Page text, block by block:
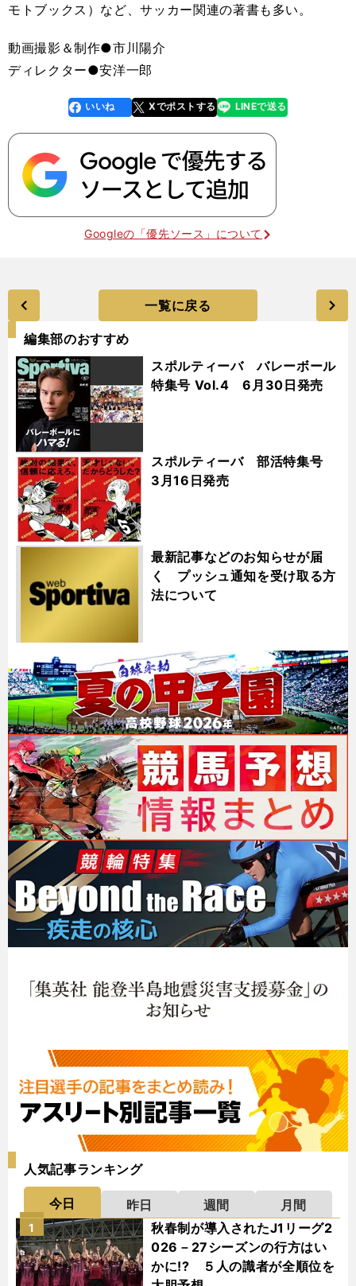
モトブックス）など、サッカー関連の著書も多い。
動画撮影＆制作●市川陽介
ディレクター●安洋一郎
faceboo
k
いいね Xでポストする
line LINEで送る
Googleの「優先ソース」について
一覧に戻る
編集部のおすすめ
スポルティーバ バレーボール
特集号 Vol.4 6月30日発売
スポルティーバ 部活特集号
3月16日発売
最新記事などのお知らせが届
く プッシュ通知を受け取る方
法について
人気記事ランキング
今日 昨日 週間
月間
秋春制が導入されたJ1リーグ2
026－27シーズンの行方はい
かに!? ５人の識者が全順位を
1